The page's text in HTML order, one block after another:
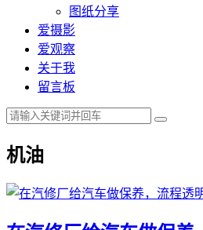
图纸分享
爱摄影
爱观察
关于我
留言板
机油